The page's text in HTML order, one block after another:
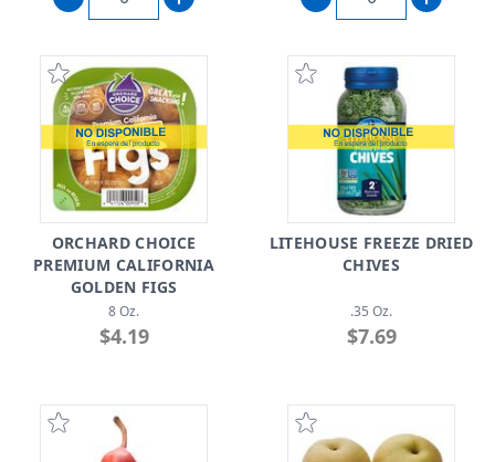
ORCHARD CHOICE
PREMIUM CALIFORNIA
GOLDEN FIGS
8 Oz.
$4.19
LITEHOUSE FREEZE DRIED
CHIVES
.35 Oz.
$7.69